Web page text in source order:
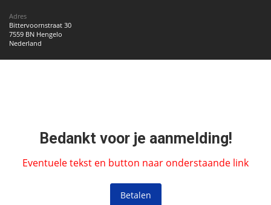
Adres
Bittervoornstraat 30
7559 BN Hengelo
Nederland
Bedankt voor je aanmelding!
Eventuele tekst en button naar onderstaande link
Betalen